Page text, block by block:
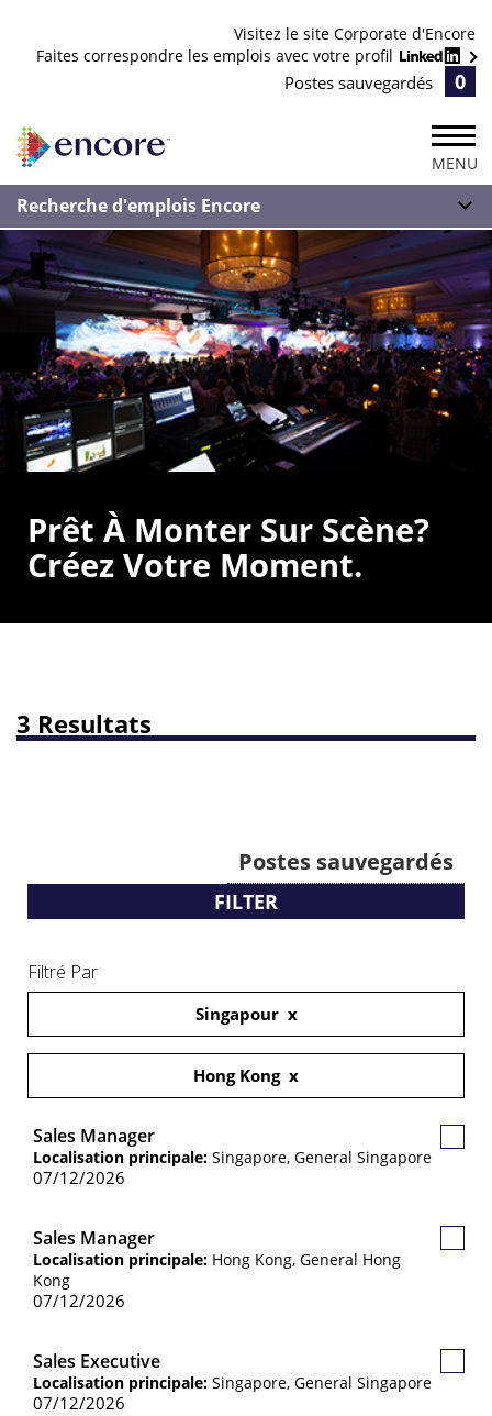
Visitez le site Corporate d'Encore
Faites correspondre les emplois avec votre profil
Postes sauvegardés 0
MENU
Recherche d'emplois Encore
Prêt À Monter Sur Scène?
Créez Votre Moment.
3 Resultats
Postes sauvegardés
FILTER
Filtré Par
Singapour
Hong Kong
Sales Manager
Localisation principale: Singapore, General Singapore
07/12/2026
Sales Manager
Localisation principale: Hong Kong, General Hong
Kong
07/12/2026
Sales Executive
Localisation principale: Singapore, General Singapore
07/12/2026